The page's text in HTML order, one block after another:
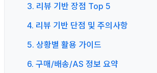
3. 리뷰 기반 장점 Top 5
4. 리뷰 기반 단점 및 주의사항
5. 상황별 활용 가이드
6. 구매/배송/AS 정보 요약